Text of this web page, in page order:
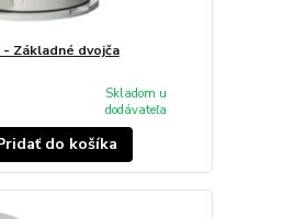
- Základné dvojča
Skladom u
dodávateľa
do košíka